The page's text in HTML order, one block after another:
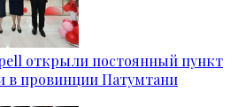
открыли постоянный пункт
в провинции Патумтани